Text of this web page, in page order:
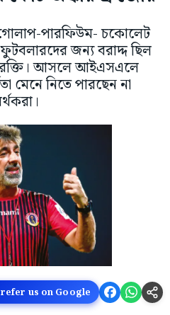
পারফিউম- চকোলেট
জন্য বরাদ্দ ছিল
আসলে আইএসএলে
মেনে নিতে পারছেন না
us on Google